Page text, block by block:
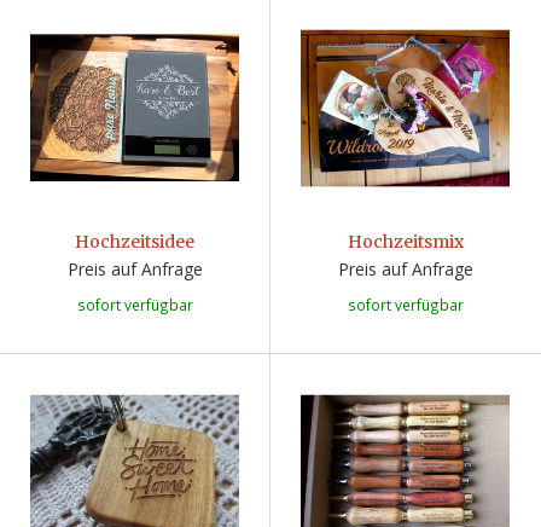
Hochzeitsidee
Preis auf Anfrage
sofort verfügbar
Hochzeitsmix
Preis auf Anfrage
sofort verfügbar